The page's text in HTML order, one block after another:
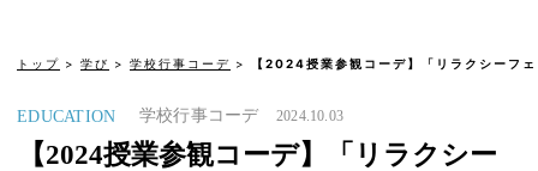
トップ 学び 学校行事コーデ 【2024授業参観コーデ】「リラクシーフ
EDUCATION 学校行事コーデ 2024.10.03
【2024授業参観コーデ】「リラクシー